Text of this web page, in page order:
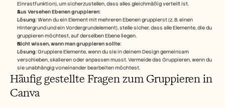
Einrastfunktion), um sicherzustellen, dass alles gleichmäßig verteilt ist.
Aus Versehen Ebenen gruppieren:
Lösung: Wenn du ein Element mit mehreren Ebenen gruppierst (z. B. einen
Hintergrund und ein Vordergrundelement), stelle sicher, dass alle Elemente, die du
gruppieren möchtest, auf derselben Ebene liegen.
Nicht wissen, wann man gruppieren sollte:
Lösung: Gruppiere Elemente, wenn du sie in deinem Design gemeinsam
verschieben, skalieren oder anpassen musst. Vermeide das Gruppieren, wenn du
sie unabhängig voneinander bearbeiten möchtest.
Häufig gestellte Fragen zum Gruppieren in
Canva